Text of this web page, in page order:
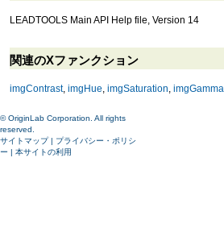
LEADTOOLS Main API Help file, Version 14
関連のXファンクション
imgContrast, imgHue imgSaturation imgGamma
© OriginLab Corporation. All rights
reserved.
サイトマップ| プライバシー・ポリシ
ー | 本サイトの利用